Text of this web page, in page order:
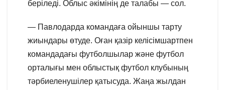
беріледі. Облыс әкімінің де талабы — сол.
— Павлодарда командаға ойыншы тарту
жиындары өтуде. Оған қазір келісімшартпен
командадағы футболшылар және футбол
орталығы мен облыстық футбол клубының
тәрбиеленушілер қатысуда. Жаңа жылдан